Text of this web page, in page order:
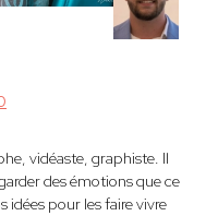
vidéaste, graphiste. Il
des émotions que ce
idées pour les faire vivre